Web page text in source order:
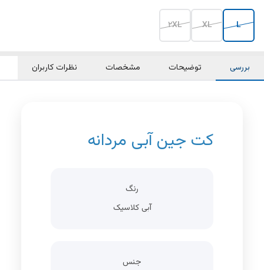
L
XL
2XL
بررسی توضیحات مشخصات نظرات کاربران
کت جین آبی مردانه
رنگ
آبی کلاسیک
جنس